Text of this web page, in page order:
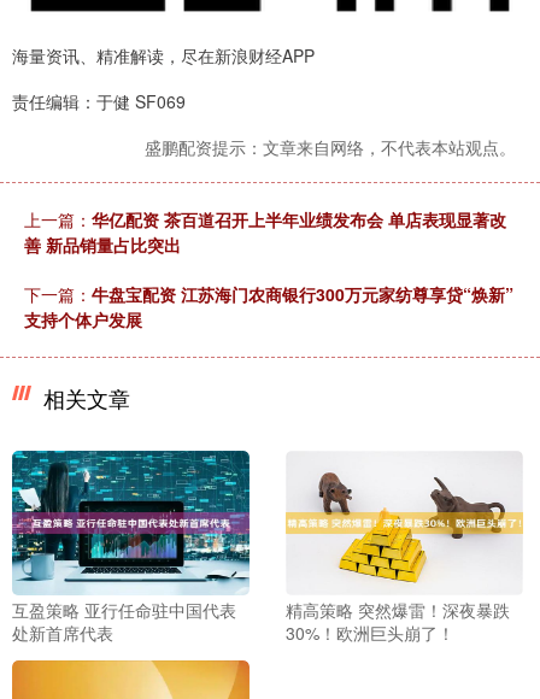
海量资讯、精准解读，尽在新浪财经APP
责任编辑：于健 SF069
盛鹏配资提示：文章来自网络，不代表本站观点。
上一篇： 华亿配资 茶百道召开上半年业绩发布会 单店表现显著改
善 新品销量占比突出
下一篇： 牛盘宝配资 江苏海门农商银行300万元家纺尊享贷“焕新”
支持个体户发展
相关文章
互盈策略 亚行任命驻中国代表
处新首席代表
精高策略 突然爆雷！深夜暴跌
30%！欧洲巨头崩了！